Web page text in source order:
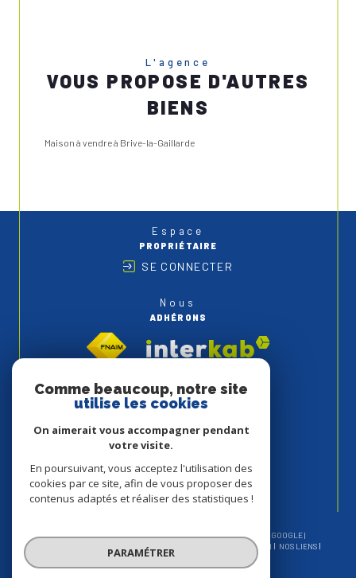
L'agence
VOUS PROPOSE D'AUTRES
BIENS
Maison à vendre à Brive-la-Gaillarde
Espace
PROPRIÉTAIRE
SE CONNECTER
Nous
ADHÉRONS
© 2026 | TOUS DROITS RÉSERVÉS | TRADUCTION POWERED BY GOOGLE |
PLAN DU SITE ADMIN
NOS LIENS
POLITIQUE RGPD
Comme beaucoup, notre site
utilise les cookies
On aimerait vous accompagner pendant
votre visite.
En poursuivant, vous acceptez l'utilisation des
cookies par ce site, afin de vous proposer des
contenus adaptés et réaliser des statistiques !
PARAMÉTRER